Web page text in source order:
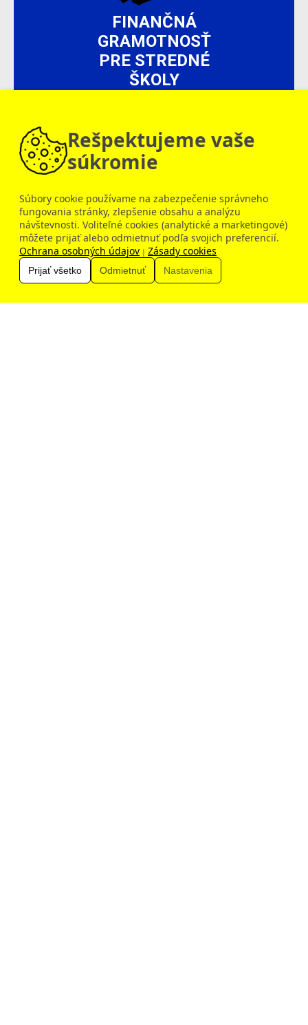
FINANČNÁ
GRAMOTNOSŤ
PRE STREDNÉ
ŠKOLY
Dobrý deň, ako vám môžem pomôcť?
Rešpektujeme vaše
súkromie
Súbory cookie používame na zabezpečenie správneho
fungovania stránky, zlepšenie obsahu a analýzu
návštevnosti. Voliteľné cookies (analytické a marketingové)
môžete prijať alebo odmietnuť podľa svojich preferencií.
Ochrana osobných údajov | Zásady cookies
Prijať všetko Odmietnuť Nastavenia